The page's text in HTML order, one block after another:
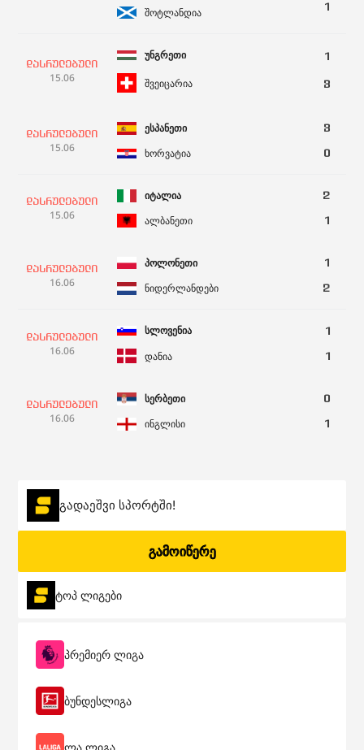
შოტლანდია 1
დასრულებული
15.06
უნგრეთი
შვეიცარია
1
3
დასრულებული
15.06
ესპანეთი
ხორვატია
3
0
დასრულებული
15.06
იტალია
ალბანეთი
2
1
დასრულებული
16.06
პოლონეთი
ნიდერლანდები
1
2
დასრულებული
16.06
სლოვენია
დანია
1
1
დასრულებული
16.06
სერბეთი
ინგლისი
0
1
17.06
ბელგია
სლოვაკეთი
დასრულებული
18.06
გადაეშვი სპორტში!
გამოიწერე
ტოპ ლიგები
პრემიერ ლიგა
ბუნდესლიგა